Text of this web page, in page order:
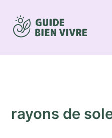
contenu
rayons de